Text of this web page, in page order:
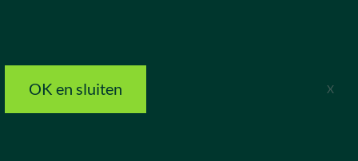
OK en sluiten X